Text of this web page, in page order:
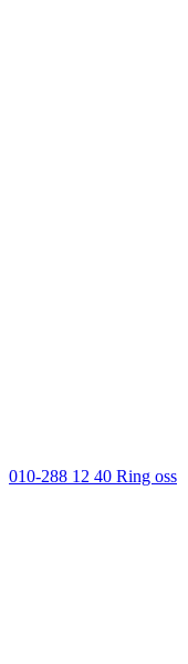
010-288 12 40 Ring oss